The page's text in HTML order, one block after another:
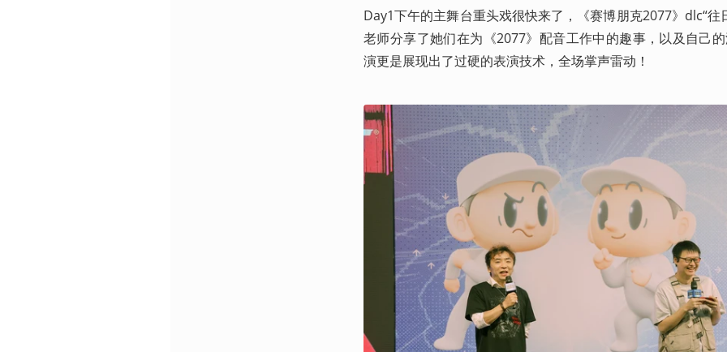
Day1下午的主舞台重头戏很快来了，《赛博朋克2077》dlc“往
老师分享了她们在为《2077》配音工作中的趣事，以及自己
演更是展现出了过硬的表演技术，全场掌声雷动！